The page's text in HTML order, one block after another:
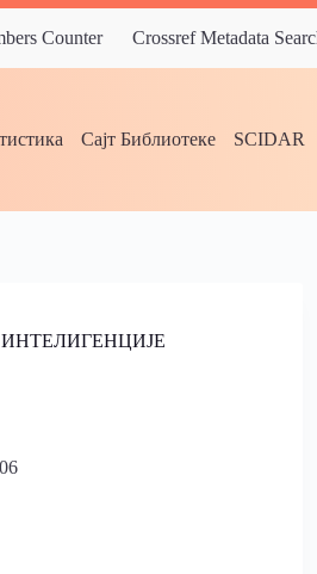
Counter Crossref Metadata
Сајт Библиотеке SCIDAR